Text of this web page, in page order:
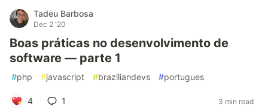
Tadeu Barbosa
Dec 2 '20
Boas práticas no desenvolvimento de
software — parte 1
#php #javascript #braziliandevs #portugues
4 1 3 min read